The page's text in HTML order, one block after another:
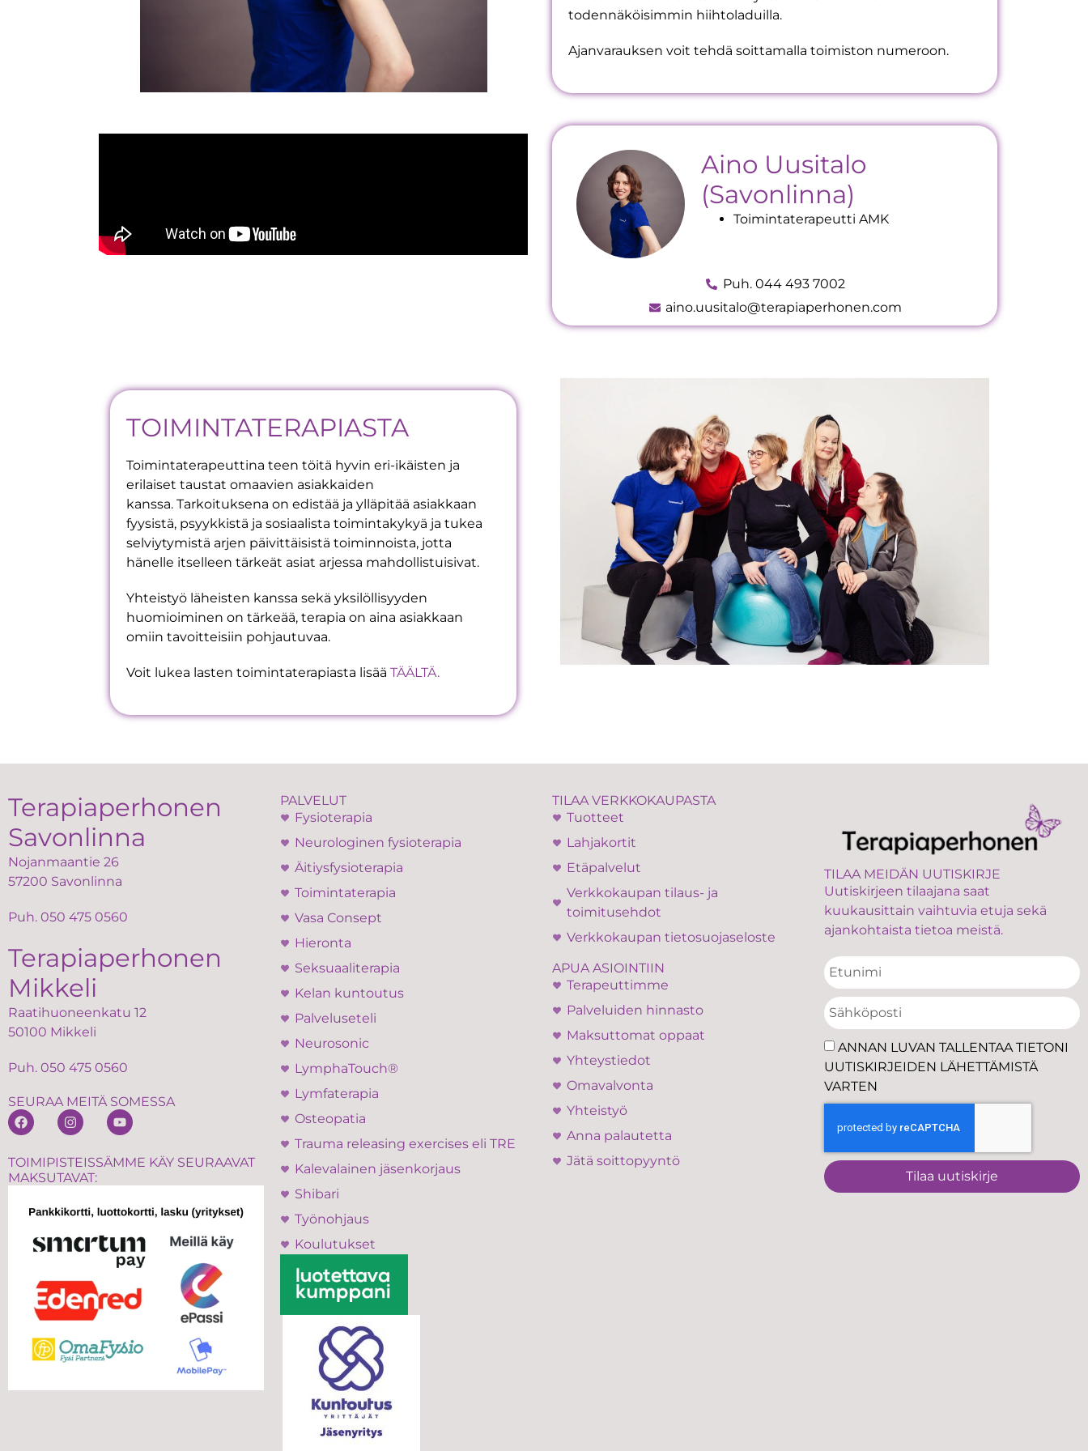
todennäköisimmin hiihtoladuilla.
Ajanvarauksen voit tehdä soittamalla toimiston numeroon.
Aino Uusitalo
(Savonlinna)
Toimintaterapeutti AMK
Puh. 044 493 7002
aino.uusitalo@terapiaperhonen.com
TOIMINTATERAPIASTA
Toimintaterapeuttina teen töitä hyvin eri-ikäisten ja
erilaiset taustat omaavien asiakkaiden
kanssa. Tarkoituksena on edistää ja ylläpitää asiakkaan
fyysistä, psyykkistä ja sosiaalista toimintakykyä ja tukea
selviytymistä arjen päivittäisistä toiminnoista, jotta
hänelle itselleen tärkeät asiat arjessa mahdollistuisivat.
Yhteistyö läheisten kanssa sekä yksilöllisyyden
huomioiminen on tärkeää, terapia on aina asiakkaan
omiin tavoitteisiin pohjautuvaa.
Voit lukea lasten toimintaterapiasta lisääTÄÄLTÄ.
Terapiaperhonen
Savonlinna
Nojanmaantie 26
57200 Savonlinna
Puh. 050 475 0560
Terapiaperhonen
Mikkeli
Raatihuoneenkatu 12
50100 Mikkeli
Puh. 050 475 0560
SEURAA MEITÄ SOMESSA
TOIMIPISTEISSÄMME KÄY SEURAAVAT
MAKSUTAVAT:
PALVELUT
Fysioterapia
Neurologinen fysioterapia
Äitiysfysioterapia
Toimintaterapia
Vasa Consept
Hieronta
Seksuaaliterapia
Kelan kuntoutus
Palveluseteli
Neurosonic
LymphaTouch®
Lymfaterapia
Osteopatia
Trauma releasing exercises eli TRE
Kalevalainen jäsenkorjaus
Shibari
Työnohjaus
Koulutukset
TILAA VERKKOKAUPASTA
Tuotteet
Lahjakortit
Etäpalvelut
Verkkokaupan tilaus- ja
toimitusehdot
Verkkokaupan tietosuojaseloste
APUA ASIOINTIIN
Terapeuttimme
Palveluiden hinnasto
Maksuttomat oppaat
Yhteystiedot
Omavalvonta
Yhteistyö
Anna palautetta
Jätä soittopyyntö
TILAA MEIDÄN UUTISKIRJE
Uutiskirjeen tilaajana saat
kuukausittain vaihtuvia etuja sekä
ajankohtaista tietoa meistä.
ANNAN LUVAN TALLENTAA TIETONI
UUTISKIRJEIDEN LÄHETTÄMISTÄ
VARTEN
Tilaa uutiskirje